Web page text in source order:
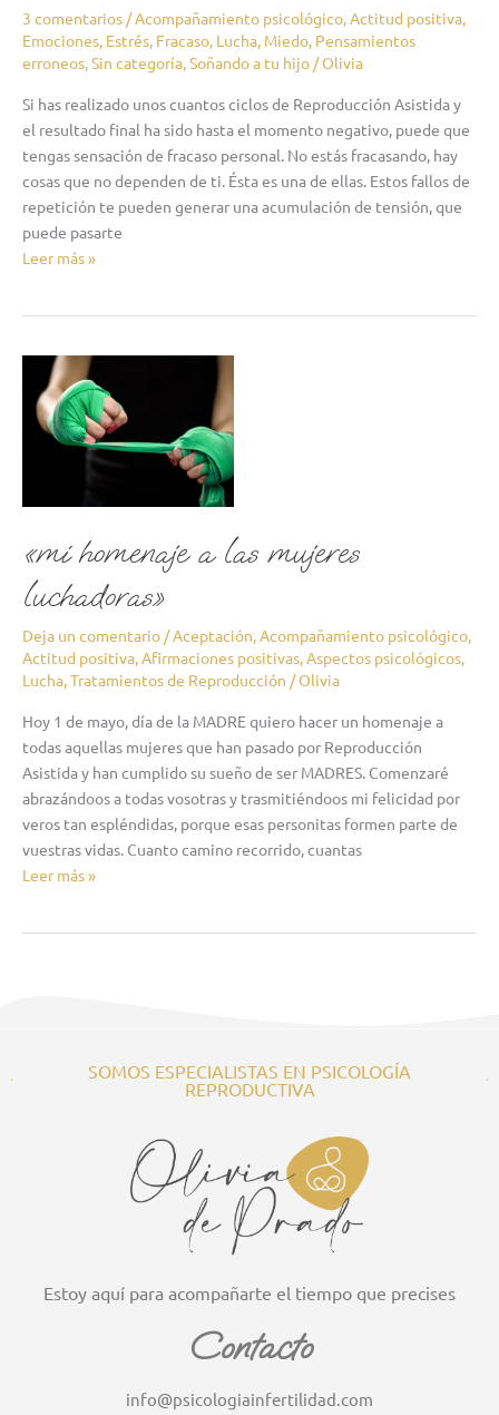
3 comentarios /Acompañamiento psicológico Actitud positiva
Emociones Estrés Fracaso Lucha Miedo Pensamientos
erroneos Sin categoría Soñando a tu hijo /Olivia
Si has realizado unos cuantos ciclos de Reproducción Asistida y
el resultado final ha sido hasta el momento negativo, puede que
tengas sensación de fracaso personal. No estás fracasando, hay
cosas que no dependen de ti. Ésta es una de ellas. Estos fallos de
repetición te pueden generar una acumulación de tensión, que
puede pasarte
Leer más »
«mi homenaje a las mujeres
luchadoras»
Deja un comentario /Aceptación Acompañamiento psicológico
Actitud positiva Afirmaciones positivas Aspectos psicológicos
Lucha Tratamientos de Reproducción /Olivia
Hoy 1 de mayo, día de la MADRE quiero hacer un homenaje a
todas aquellas mujeres que han pasado por Reproducción
Asistida y han cumplido su sueño de ser MADRES. Comenzaré
abrazándoos a todas vosotras y trasmitiéndoos mi felicidad por
veros tan espléndidas, porque esas personitas formen parte de
vuestras vidas. Cuanto camino recorrido, cuantas
homenaje
Leer más »
SOMOS ESPECIALISTAS EN PSICOLOGÍA
REPRODUCTIVA
Estoy aquí para acompañarte el tiempo que precises
Contacto
info@psicologiainfertilidad.com